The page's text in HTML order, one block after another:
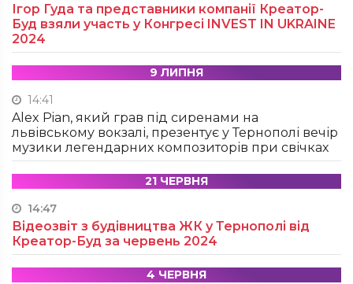
Ігор Гуда та представники компанії Креатор-
Буд взяли участь у Конгресі INVEST IN UKRAINE
2024
9 ЛИПНЯ
14:41
Alex Pian, який грав під сиренами на
львівському вокзалі, презентує у Тернополі вечір
музики легендарних композиторів при свічках
21 ЧЕРВНЯ
14:47
Відеозвіт з будівництва ЖК у Тернополі від
Креатор-Буд за червень 2024
4 ЧЕРВНЯ